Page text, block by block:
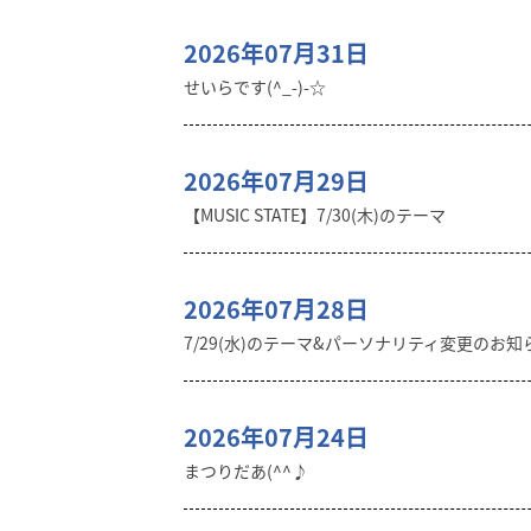
2026年07月31日
せいらです(^_-)-☆
2026年07月29日
【MUSIC STATE】7/30(木)のテーマ
2026年07月28日
7/29(水)のテーマ&パーソナリティ変更のお知
2026年07月24日
まつりだあ(^^♪